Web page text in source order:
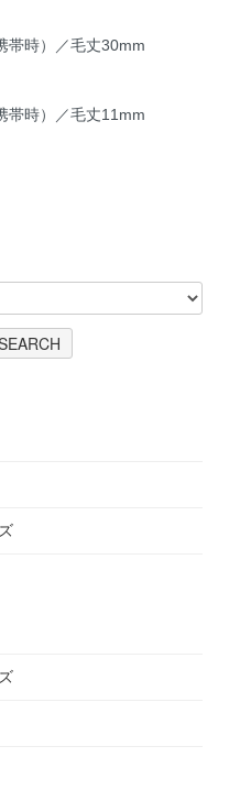
帯時）／毛丈30mm
帯時）／毛丈11mm